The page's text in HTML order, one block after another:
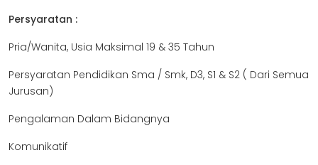
Persyaratan :
Pria/Wanita, Usia Maksimal 19 & 35 Tahun
Persyaratan Pendidikan Sma / Smk, D3, S1 & S2 ( Dari Semua
Jurusan)
Pengalaman Dalam Bidangnya
Komunikatif